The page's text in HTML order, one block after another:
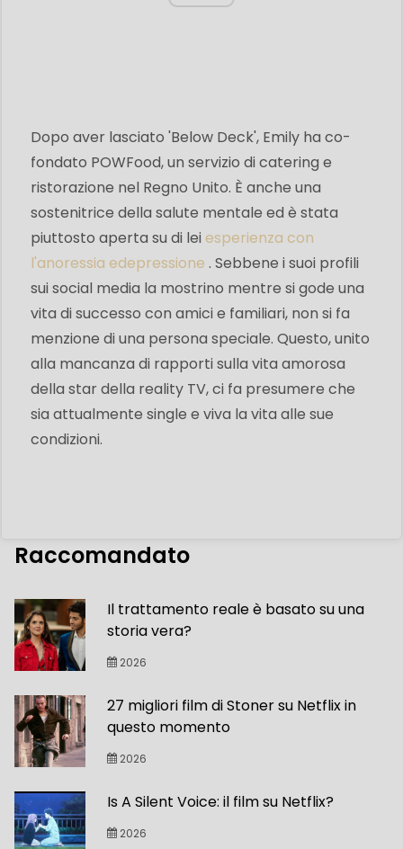
Dopo aver lasciato 'Below Deck', Emily ha co-
fondato POWFood, un servizio di catering e
ristorazione nel Regno Unito. È anche una
sostenitrice della salute mentale ed è stata
piuttosto aperta su di lei esperienza con
l'anoressia edepressione . Sebbene i suoi profili
sui social media la mostrino mentre si gode una
vita di successo con amici e familiari, non si fa
menzione di una persona speciale. Questo, unito
alla mancanza di rapporti sulla vita amorosa
della star della reality TV, ci fa presumere che
sia attualmente single e viva la vita alle sue
condizioni.
Raccomandato
Il trattamento reale è basato su una
storia vera?
2026
27 migliori film di Stoner su Netflix in
questo momento
2026
Is A Silent Voice: il film su Netflix?
2026